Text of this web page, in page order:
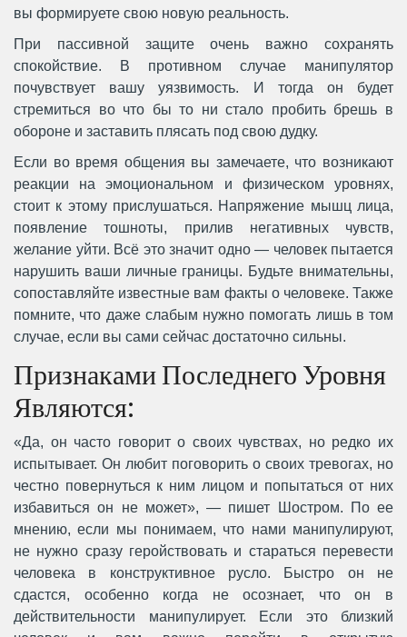
вы формируете свою новую реальность.
При пассивной защите очень важно сохранять
спокойствие. В противном случае манипулятор
почувствует вашу уязвимость. И тогда он будет
стремиться во что бы то ни стало пробить брешь в
обороне и заставить плясать под свою дудку.
Если во время общения вы замечаете, что возникают
реакции на эмоциональном и физическом уровнях,
стоит к этому прислушаться. Напряжение мышц лица,
появление тошноты, прилив негативных чувств,
желание уйти. Всё это значит одно — человек пытается
нарушить ваши личные границы. Будьте внимательны,
сопоставляйте известные вам факты о человеке. Также
помните, что даже слабым нужно помогать лишь в том
случае, если вы сами сейчас достаточно сильны.
Признаками Последнего Уровня
Являются:
«Да, он часто говорит о своих чувствах, но редко их
испытывает. Он любит поговорить о своих тревогах, но
честно повернуться к ним лицом и попытаться от них
избавиться он не может», — пишет Шостром. По ее
мнению, если мы понимаем, что нами манипулируют,
не нужно сразу геройствовать и стараться перевести
человека в конструктивное русло. Быстро он не
сдастся, особенно когда не осознает, что он в
действительности манипулирует. Если это близкий